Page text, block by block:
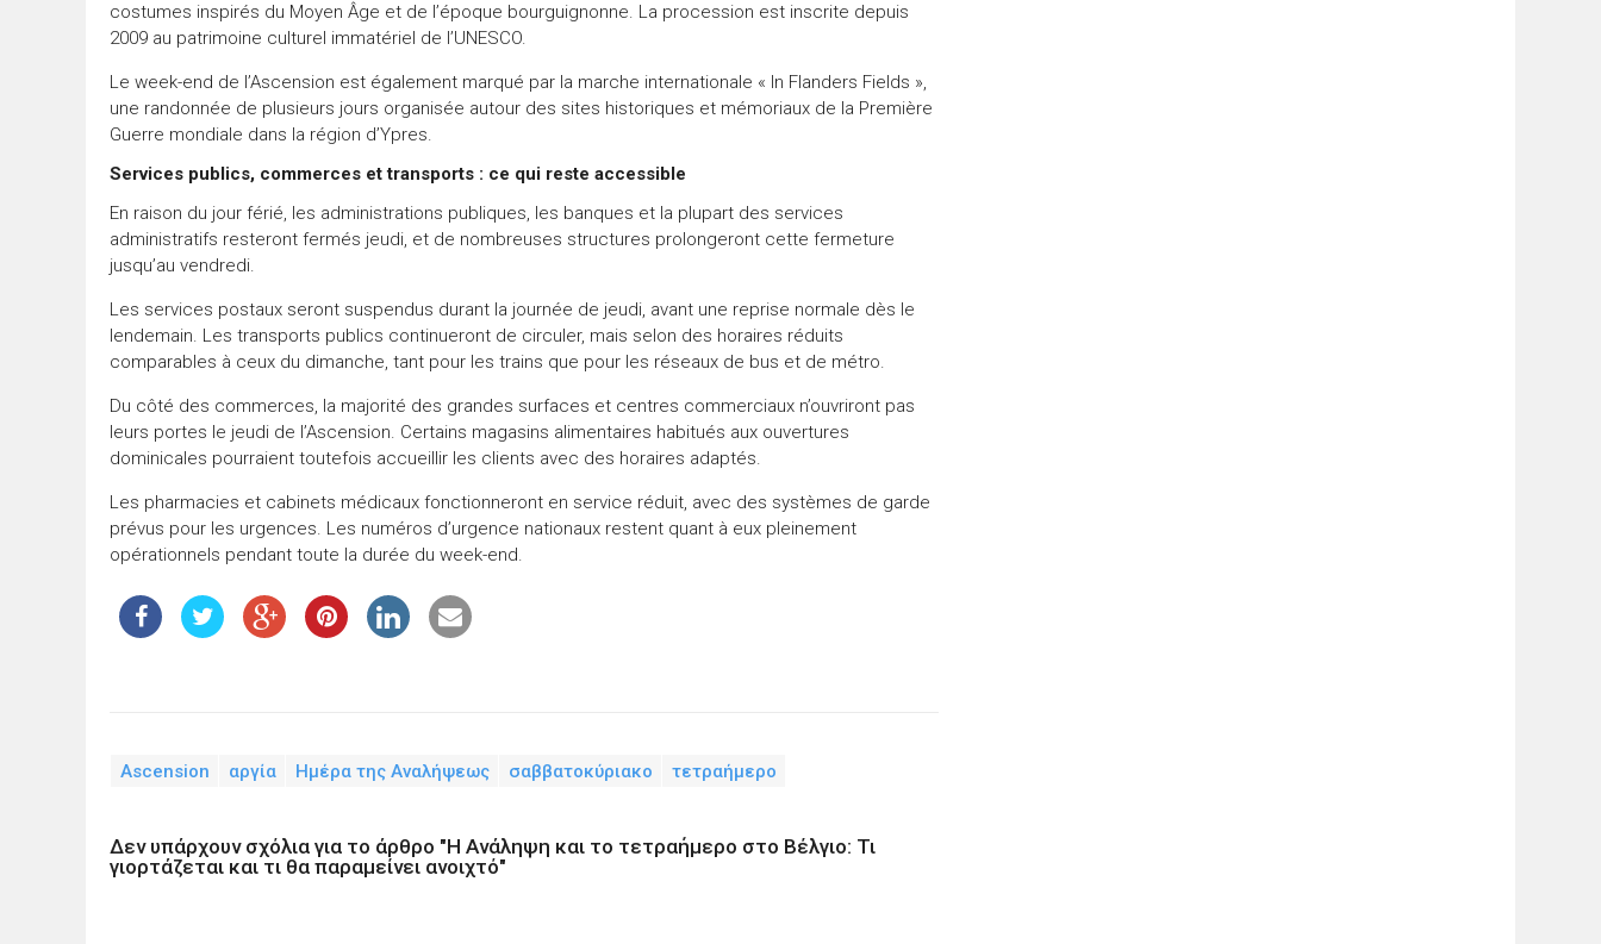
costumes inspirés du Moyen Âge et de l’époque bourguignonne. La procession est inscrite depuis
2009 au patrimoine culturel immatériel de l’UNESCO.
Le week-end de l’Ascension est également marqué par la marche internationale « In Flanders Fields »,
une randonnée de plusieurs jours organisée autour des sites historiques et mémoriaux de la Première
Guerre mondiale dans la région d’Ypres.
Services publics, commerces et transports : ce qui reste accessible
En raison du jour férié, les administrations publiques, les banques et la plupart des services
administratifs resteront fermés jeudi, et de nombreuses structures prolongeront cette fermeture
jusqu’au vendredi.
Les services postaux seront suspendus durant la journée de jeudi, avant une reprise normale dès le
lendemain. Les transports publics continueront de circuler, mais selon des horaires réduits
comparables à ceux du dimanche, tant pour les trains que pour les réseaux de bus et de métro.
Du côté des commerces, la majorité des grandes surfaces et centres commerciaux n’ouvriront pas
leurs portes le jeudi de l’Ascension. Certains magasins alimentaires habitués aux ouvertures
dominicales pourraient toutefois accueillir les clients avec des horaires adaptés.
Les pharmacies et cabinets médicaux fonctionneront en service réduit, avec des systèmes de garde
prévus pour les urgences. Les numéros d’urgence nationaux restent quant à eux pleinement
opérationnels pendant toute la durée du week-end.
Ascension αργία Ημέρα της Αναλήψεως σαββατοκύριακο τετραήμερο
Δεν υπάρχουν σχόλια για το άρθρο "Η Ανάληψη και το τετραήμερο στο Βέλγιο: Τι
γιορτάζεται και τι θα παραμείνει ανοιχτό"